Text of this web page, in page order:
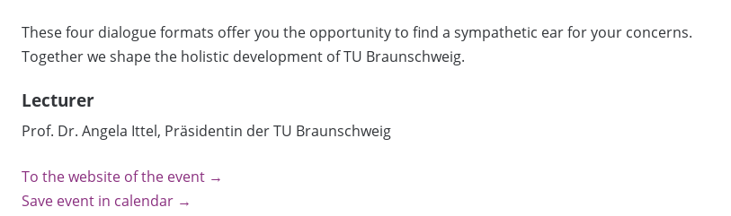
These four dialogue formats offer you the opportunity to find a sympathetic ear for your concerns.
Together we shape the holistic development of TU Braunschweig.
Lecturer
Prof. Dr. Angela Ittel, Präsidentin der TU Braunschweig
To the website of the event →
Save event in calendar →